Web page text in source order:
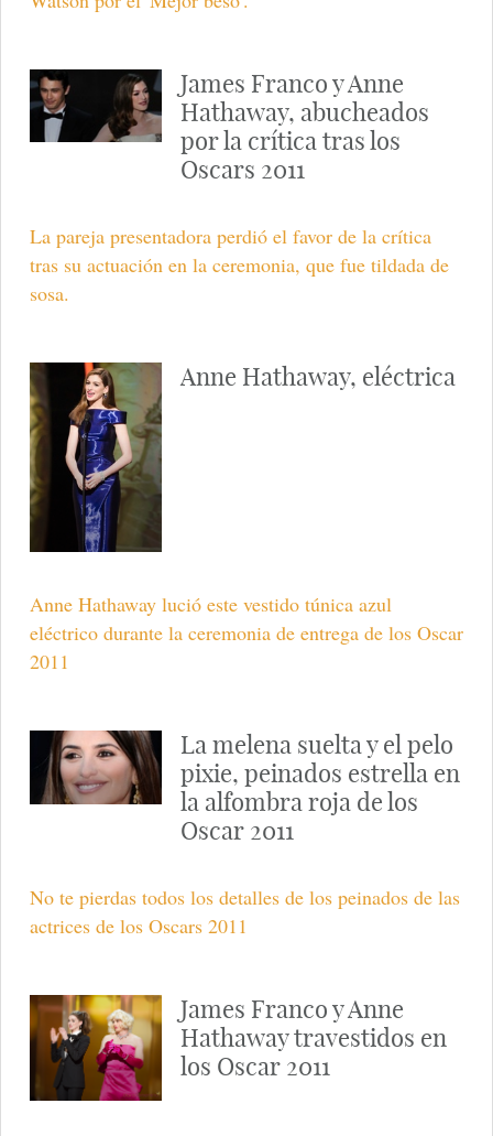
James Franco y Anne
Hathaway, abucheados
por la crítica tras los
Oscars 2011
La pareja presentadora perdió el favor de la crítica
tras su actuación en la ceremonia, que fue tildada de
sosa.
Anne Hathaway, eléctrica
Anne Hathaway lució este vestido túnica azul
eléctrico durante la ceremonia de entrega de los Oscar
2011
La melena suelta y el pelo
pixie, peinados estrella en
la alfombra roja de los
Oscar 2011
No te pierdas todos los detalles de los peinados de las
actrices de los Oscars 2011
James Franco y Anne
Hathaway travestidos en
los Oscar 2011